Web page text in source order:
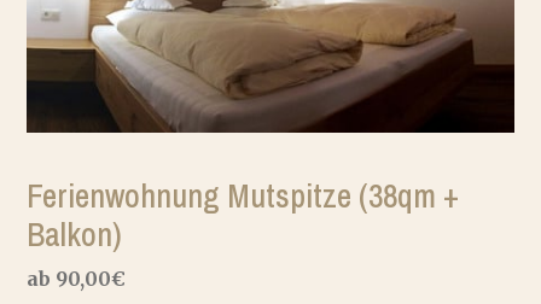
Wanderurlaub
Familienurlaub
Preise & Infos
Ferienwohnung Mutspitze (38qm +
Balkon)
ab 90,00€